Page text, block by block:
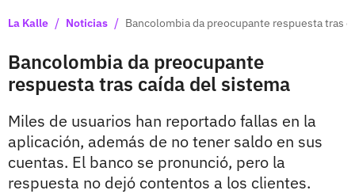
La Kalle / Noticias / Bancolombia da preocupante respuesta tras
Bancolombia da preocupante
respuesta tras caída del sistema
Miles de usuarios han reportado fallas en la
aplicación, además de no tener saldo en sus
cuentas. El banco se pronunció, pero la
respuesta no dejó contentos a los clientes.